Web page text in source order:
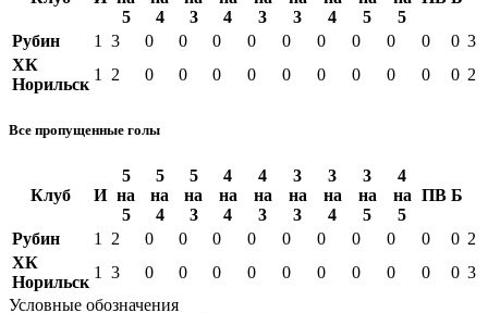
5
4
3
4
3
3
4
5
5
Рубин 1 3 0 0 0 0 0 0 0 0 0 0 3
ХК
Норильск
1 2 0 0 0 0 0 0 0 0 0 0 2
Все пропущенные голы
Клуб И
5
на
5
5
на
4
5
на
3
4
на
4
4
на
3
3
на
3
3
на
4
3
на
5
4
на
5
ПВ Б
Рубин 1 2 0 0 0 0 0 0 0 0 0 0 2
ХК
Норильск
1 3 0 0 0 0 0 0 0 0 0 0 3
Условные обозначения